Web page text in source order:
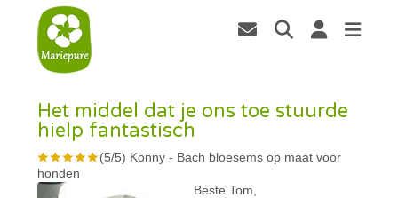
Het middel dat je ons toe stuurde
hielp fantastisch
(5/5) Konny - Bach bloesems op maat voor
honden
Beste Tom,